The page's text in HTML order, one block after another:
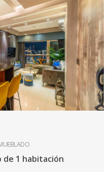
1 habitación